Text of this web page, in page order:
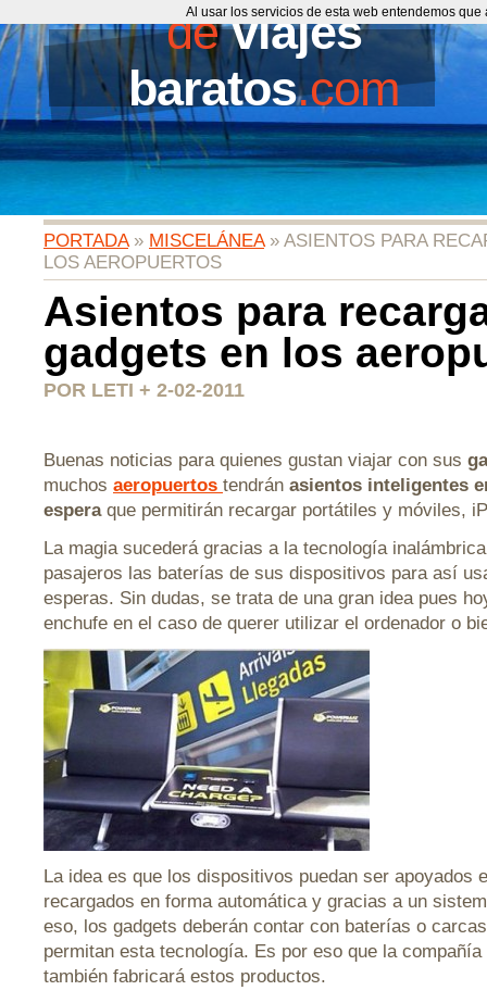
deviajes
baratos.com
PORTADA» MISCELÁNEA» ASIENTOS PARA
LOS AEROPUERTOS
Asientos para
gadgets en los
POR LETI + 2-02-2011
Buenas noticias para quienes gustan viajar con sus
muchos aeropuertos tendrán asientos inteligentes
esperaque permitirán recargar portátiles y móviles,
La magia sucederá gracias a la tecnología
pasajeros las baterías de sus dispositivos para así
esperas. Sin dudas, se trata de una gran idea pues
enchufe en el caso de querer utilizar el ordenador o
La idea es que los dispositivos puedan ser apoyados
recargados en forma automática y gracias a un
eso, los gadgets deberán contar con baterías o
permitan esta tecnología. Es por eso que la
también fabricará estos productos.
Al usar los servicios de esta web entendemos